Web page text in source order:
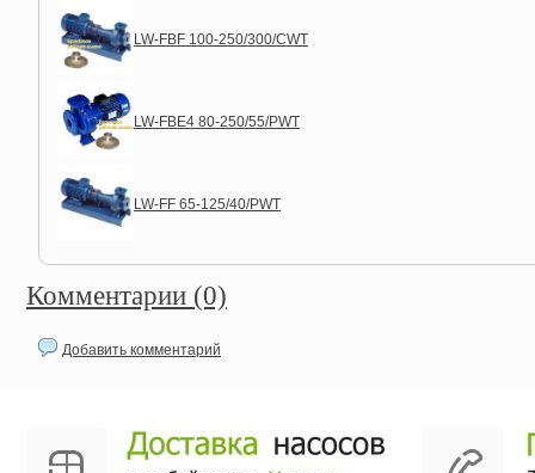
LW-FBF 100-250/300/CWT
LW-FBE4 80-250/55/PWT
LW-FF 65-125/40/PWT
Комментарии (0)
Добавить комментарий